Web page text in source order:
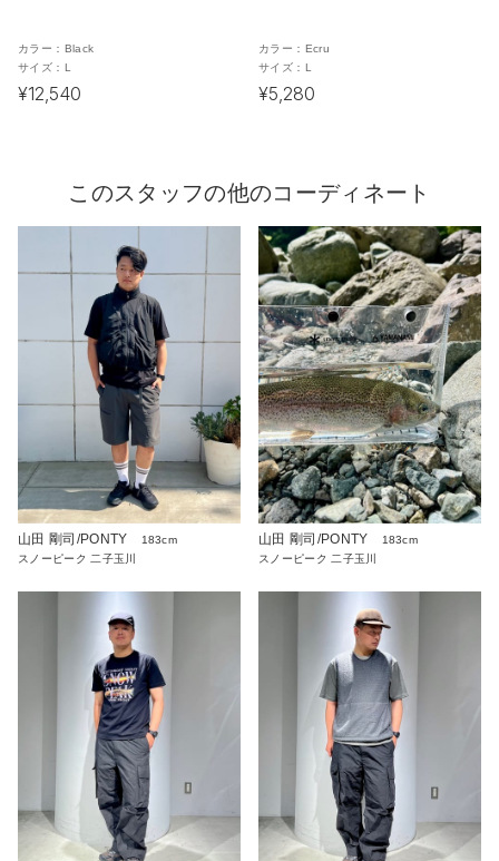
カラー： Black
サイズ： L
¥12,540
カラー： Ecru
サイズ： L
¥5,280
このスタッフの他のコーディネート
山田 剛司/PONTY
183cm
スノーピーク 二子玉川
山田 剛司/PONTY
183cm
スノーピーク 二子玉川